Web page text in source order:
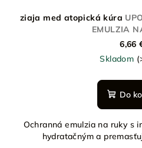
ziaja med atopická kúra
EMULZIA
6,66
Skladom
Do
Ochranná emulzia na ruky s
hydratačným a